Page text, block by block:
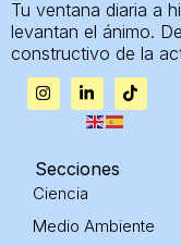
Tu ventana diaria a
levantan el ánimo.
constructivo de la
I
n
s
g
r
a
m
L
i
n
k
d
i
n
-
i
T
i
k
Secciones
Ciencia
Medio Ambiente